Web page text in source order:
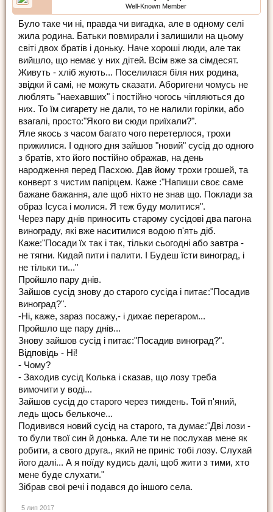
Well-Known Member
Було таке чи ні, правда чи вигадка, але в одному селі
жила родина. Батьки повмирали і залишили на цьому
світі двох братів і доньку. Наче хороші люди, але так
вийшло, що немає у них дітей. Всім вже за сімдесят.
Живуть - хліб жують... Поселилася біля них родина,
звідки й самі, не можуть сказати. Аборигени чомусь не
люблять "наехавших" і постійно чогось чіпляються до
них. То їм сигарету не дали, то не налили горілки, або
взагалі, просто:"Якого ви сюди приїхали?".
Яле якось з часом багато чого перетерлося, трохи
прижилися. І одного дня зайшов "новий" сусід до одного
з братів, хто його постійно ображав, на день
народження перед Пасхою. Дав йому трохи грошей, та
конверт з чистим папірцем. Каже :"Напиши своє саме
бажане бажання, але щоб ніхто не знав що. Поклади за
образ Ісуса і молися. Я теж буду молитися".
Через пару днів приносить старому сусідові два пагона
винограду, які вже наситилися водою п'ять діб.
Каже:"Посади їх так і так, тільки сьогодні або завтра -
не тягни. Кидай пити і палити. І Будеш їсти виноград, і
не тільки ти..."
Пройшло пару днів.
Зайшов сусід знову до старого сусіда і питає:"Посадив
виноград?".
-Ні, каже, зараз посажу,- і дихає перегаром...
Пройшло ще пару днів...
Знову зайшов сусід і питає:"Посадив виноград?".
Відповідь - Ні!
- Чому?
- Заходив сусід Колька і сказав, що лозу треба
вимочити у воді...
Зайшов сусід до старого через тиждень. Той п'яний,
ледь щось белькоче...
Подивився новий сусід на старого, та думає:"Дві лози -
то були твої син й донька. Але ти не послухав мене як
робити, а свого друга., який не приніс тобі лозу. Слухай
його далі... А я поїду кудись далі, щоб жити з тими, хто
мене буде слухати."
Зібрав свої речі і подався до іншого села.
5 лип 2017